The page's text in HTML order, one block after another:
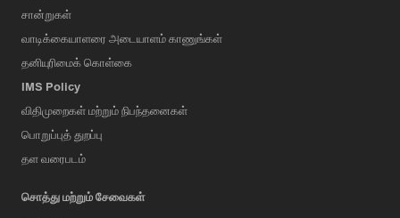
சான்றுகள்
வாடிக்கையாளரை அடையாளம் காணுங்கள்
தனியுரிமைக் கொள்கை
IMS Policy
விதிமுறைகள் மற்றும் நிபந்தனைகள்
பொறுப்புத் துறப்பு
தள வரைபடம்
சொத்து மற்றும் சேவைகள்